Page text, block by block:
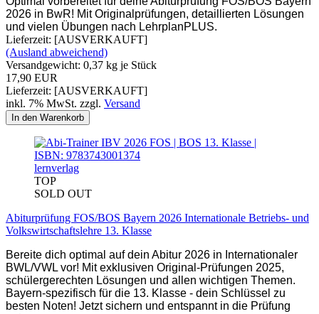
2026 in BwR! Mit Originalprüfungen, detaillierten Lösungen
und vielen Übungen nach LehrplanPLUS.
Lieferzeit: [AUSVERKAUFT]
(Ausland abweichend)
Versandgewicht: 0,37 kg je Stück
17,90 EUR
Lieferzeit: [AUSVERKAUFT]
inkl. 7% MwSt. zzgl. Versand
In den Warenkorb
lernverlag
TOP
SOLD OUT
Abiturprüfung FOS/BOS Bayern 2026 Internationale Betriebs- und
Volkswirtschaftslehre 13. Klasse
Bereite dich optimal auf dein Abitur 2026 in Internationaler
BWL/VWL vor! Mit exklusiven Original-Prüfungen 2025,
schülergerechten Lösungen und allen wichtigen Themen.
Bayern-spezifisch für die 13. Klasse - dein Schlüssel zu
besten Noten! Jetzt sichern und entspannt in die Prüfung